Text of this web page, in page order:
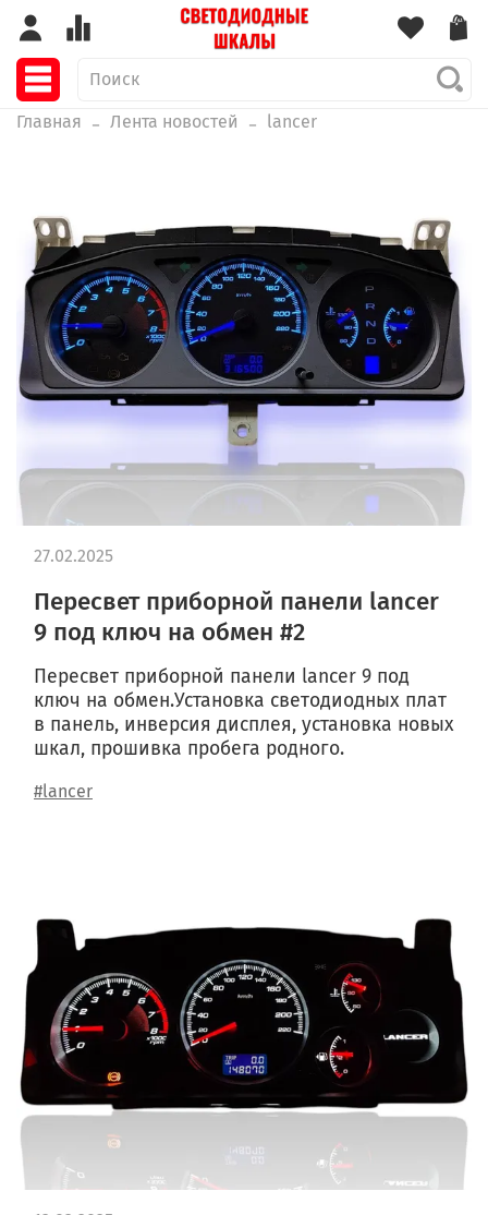
Главная Лента новостей lancer
Пересвет приборной панели lancer
9 под ключ на обмен #2
Пересвет приборной панели lancer 9 под
ключ на обмен.Установка светодиодных плат
в панель, инверсия дисплея, установка новых
шкал, прошивка пробега родного.
27.02.2025
#lancer